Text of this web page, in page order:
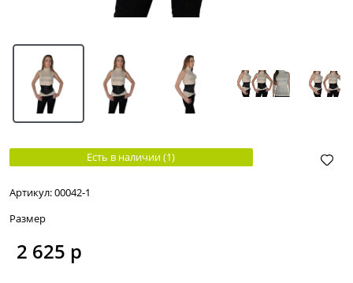
Есть в наличии (1)
Артикул:00042-1
Размер
2 625 р